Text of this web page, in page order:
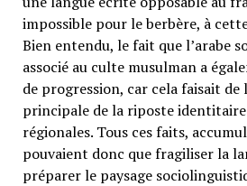
impossible pour le berbère, à
Bien entendu, le fait que l’arabe
associé au culte musulman a
de progression, car cela faisait de
principale de la riposte identitaire
régionales. Tous ces faits,
pouvaient donc que fragiliser la
préparer le paysage